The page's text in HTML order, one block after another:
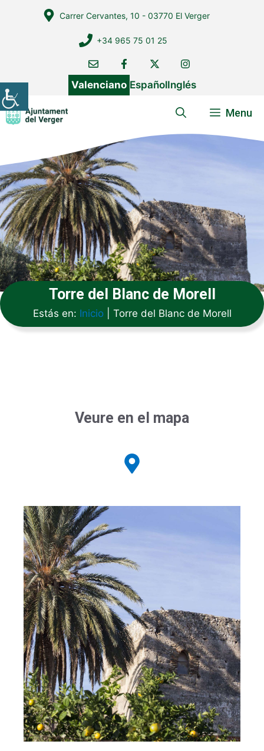
Carrer Cervantes, 10 - 03770 El Verger
+34 965 75 01 25
Valenciano EspañolInglés
Menu
Torre del Blanc de Morell
Estás en: Inicio| Torre del Blanc de Morell
Veure en el mapa